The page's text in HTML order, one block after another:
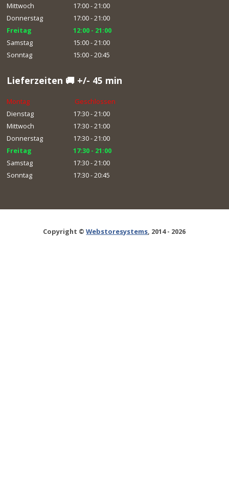
Mittwoch
17:00 - 21:00
Donnerstag
17:00 - 21:00
Freitag
12:00 - 21:00
Samstag
15:00 - 21:00
Sonntag
15:00 - 20:45
Lieferzeiten 🚚 +/- 45 min
Montag
Geschlossen
Dienstag
17:30 - 21:00
Mittwoch
17:30 - 21:00
Donnerstag
17:30 - 21:00
Freitag
17:30 - 21:00
Samstag
17:30 - 21:00
Sonntag
17:30 - 20:45
Copyright ©Webstoresystems, 2014 - 2026